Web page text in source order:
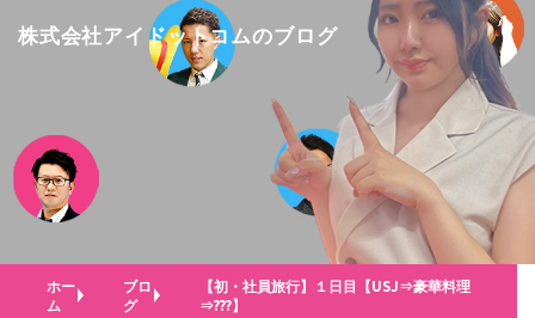
株式会社アイドットコムのブログ
ホー
ム
ブロ
グ
【初・社員旅行】１日目【USJ⇒豪華料理
⇒???】